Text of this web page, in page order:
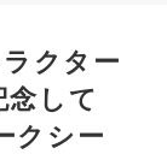
クター
念して
クシー